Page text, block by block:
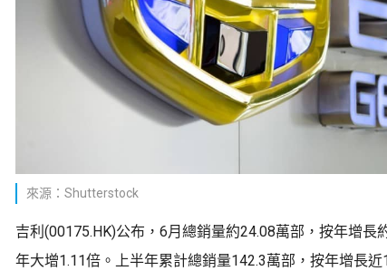
來源：Shutterstock
吉利(00175.HK)公布，6月總銷量約24.08萬部，按年增長
年大增1.11倍。上半年累計總銷量142.3萬部，按年增長近